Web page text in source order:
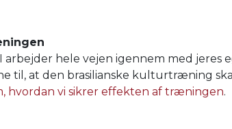
hele vejen igennem med jeres
til, at den brasilianske kulturtræning
hvordan vi sikrer effekten af træningen.